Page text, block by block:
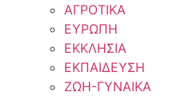
ΑΓΡΟΤΙΚΑ
ΕΥΡΩΠΗ
ΕΚΚΛΗΣΙΑ
ΕΚΠΑΙΔΕΥΣΗ
ΖΩΗ-ΓΥΝΑΙΚΑ